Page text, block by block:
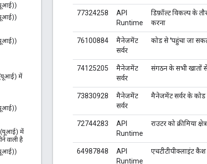
में
(यूआई) में
वाली है
77324258
API
Runtime
डिफ़ॉल्ट विकल्प के
करना
76100884
मैनेजमेंट
सर्वर
कोड से 'पहुंचा जा
74125205
मैनेजमेंट
सर्वर
संगठन के सभी खातों से
73830928
मैनेजमेंट
सर्वर
मैनेजमेंट सर्वर के
72744283
API
Runtime
राउटर को क्रीमिया
64987848
API
Runtime
एचटीटीपीक्लाइंट